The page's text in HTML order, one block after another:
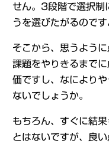
せん。3段階で選択制
うを選びたがるのです
そこから、思うよう
課題をやりきるまで
価ですし、なにより
ないでしょうか。
もちろん、すぐに結
とはないですが、良